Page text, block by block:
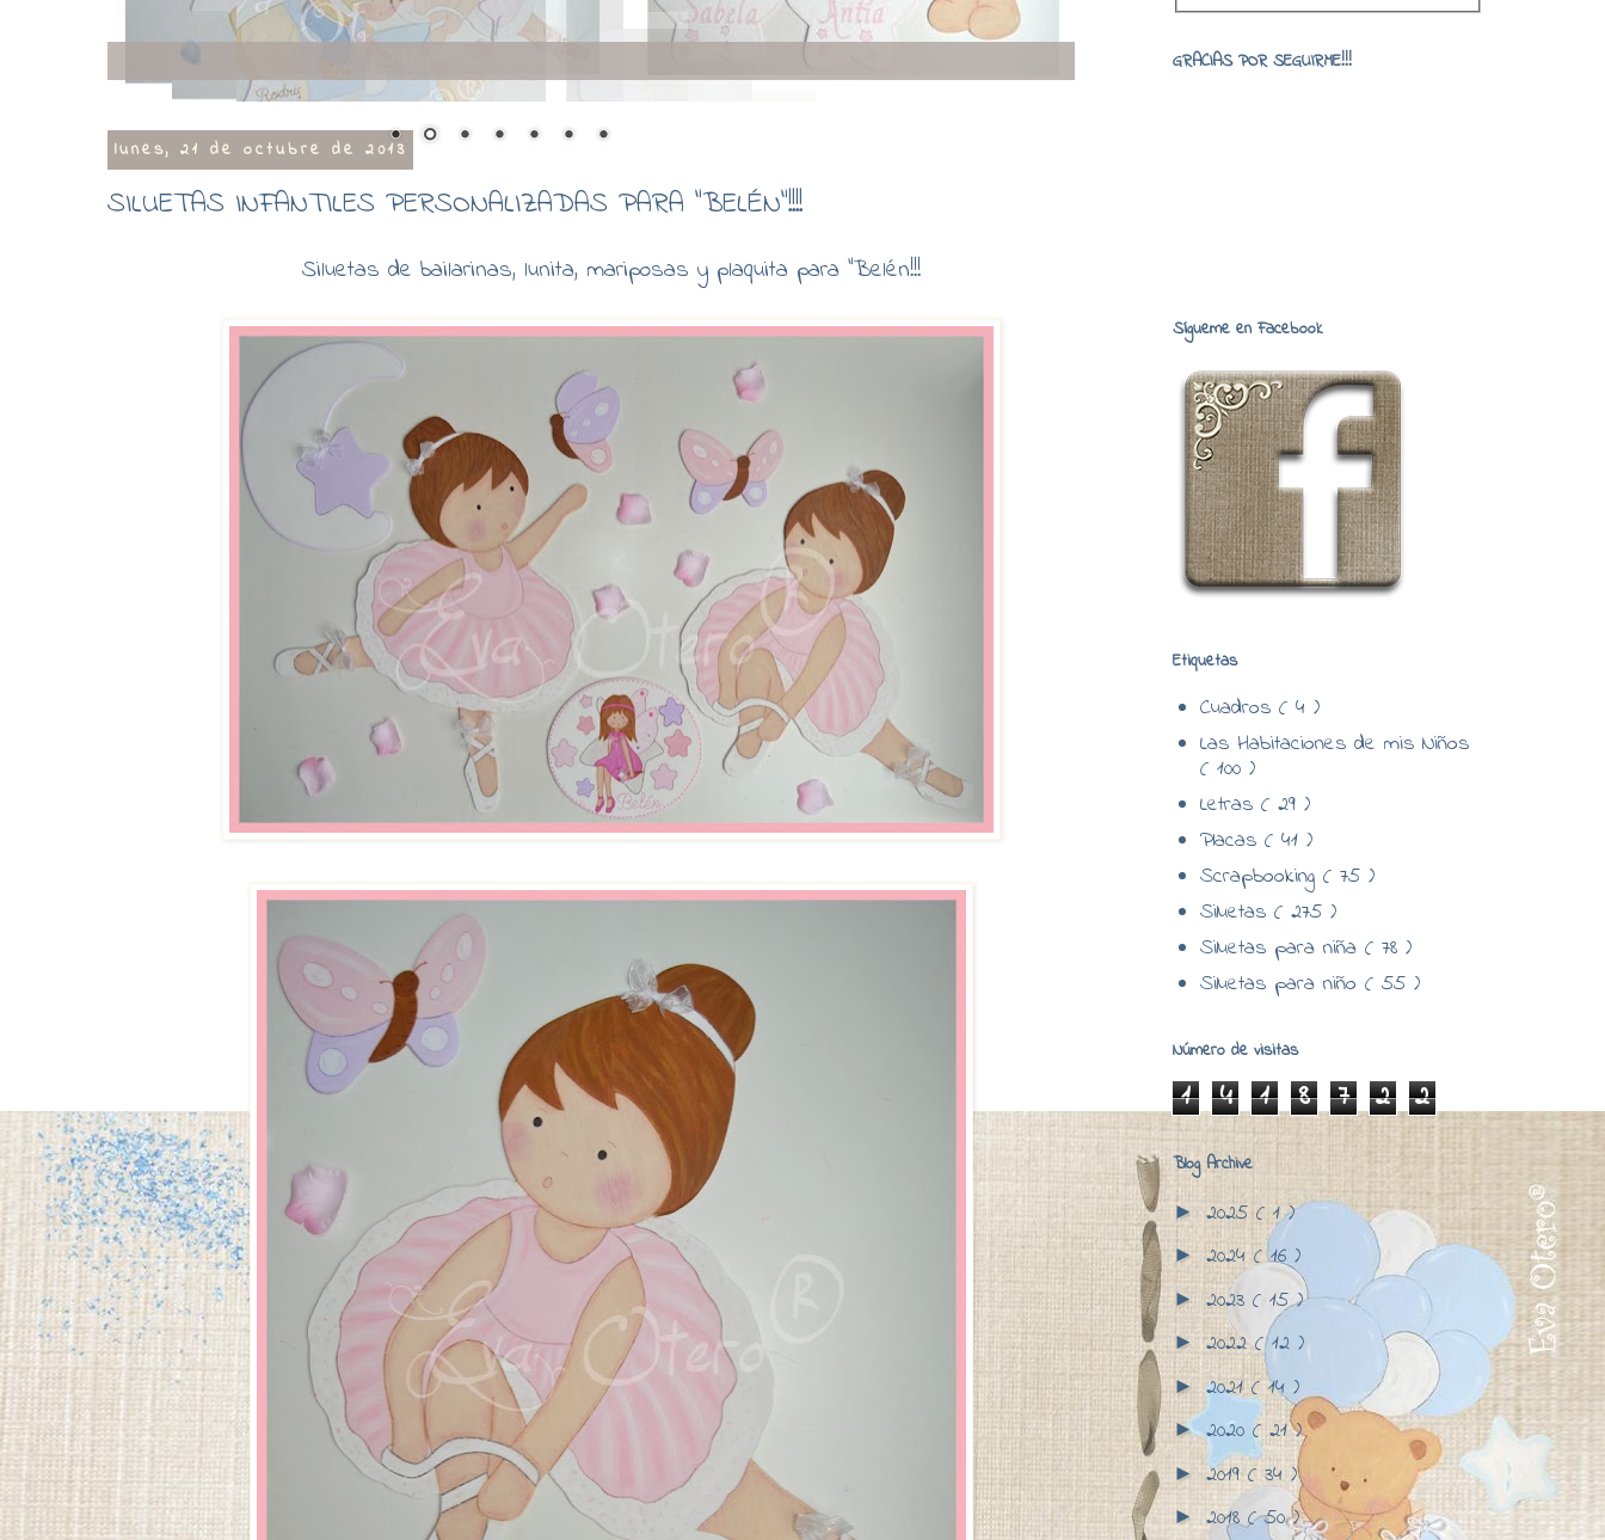
lunes, 21 de octubre de 2013
SILUETAS INFANTILES PERSONALIZADAS PARA "BELÉN"!!!!
Siluetas de bailarinas, lunita, mariposas y plaquita para "Belén!!!
GRACIAS POR SEGUIRME!!!
Sígueme en Facebook
Etiquetas
Cuadros ( 4 )
Las Habitaciones de mis Niños
( 100 )
Letras ( 29 )
Placas ( 41 )
Scrapbooking ( 75 )
Siluetas ( 275 )
Siluetas para niña ( 78 )
Siluetas para niño ( 55 )
Número de visitas
1 4 1 8 7 2 2
Blog Archive
► 2025 ( 1 )
► 2024 ( 16 )
► 2023 ( 15 )
►2022( 12 )
►2021 ( 14 )
►2020 ( 21 )
► 2019( 34 )
► 2018( 50 )